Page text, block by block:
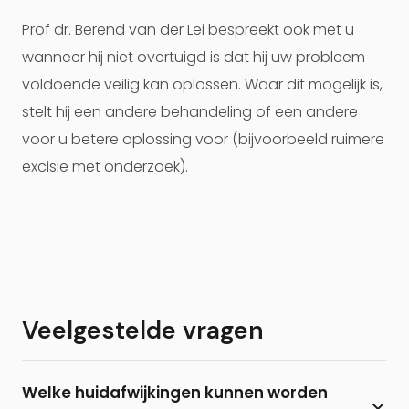
Prof dr. Berend van der Lei bespreekt ook met u
wanneer hij niet overtuigd is dat hij uw probleem
voldoende veilig kan oplossen. Waar dit mogelijk is,
stelt hij een andere behandeling of een andere
voor u betere oplossing voor (bijvoorbeeld ruimere
excisie met onderzoek).
Veelgestelde vragen
Welke huidafwijkingen kunnen worden